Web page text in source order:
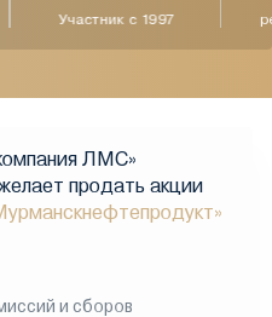
Участник с 1997
ЛМС»
продать акции
и сборов